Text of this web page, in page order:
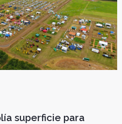
superficie para